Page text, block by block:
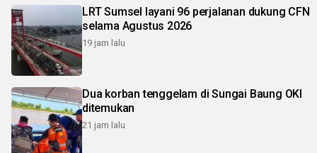
LRT Sumsel layani 96 perjalanan dukung CFN
selama Agustus 2026
19 jam lalu
Dua korban tenggelam di Sungai Baung OKI
ditemukan
21 jam lalu